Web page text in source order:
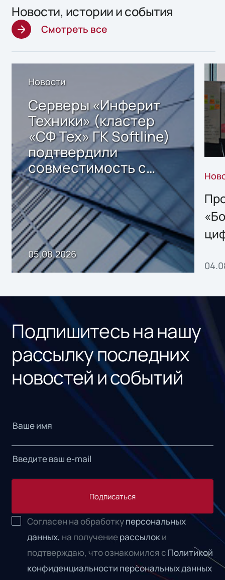
Новости, истории и события
Смотреть все
Новости
Серверы «Инферит
Техники» (кластер
«СФ Тех» ГК Softline)
подтвердили
совместимость с
решением Sharx
Storage 2.x для
хранения данных
05.08.2026
Подпишитесь на нашу
рассылку последних
новостей и событий
Подписаться
Согласен на обработкуперсональных
данных, на получениерассылоки
подтверждаю, что ознакомился с Политикой
конфиденциальности персональных данных